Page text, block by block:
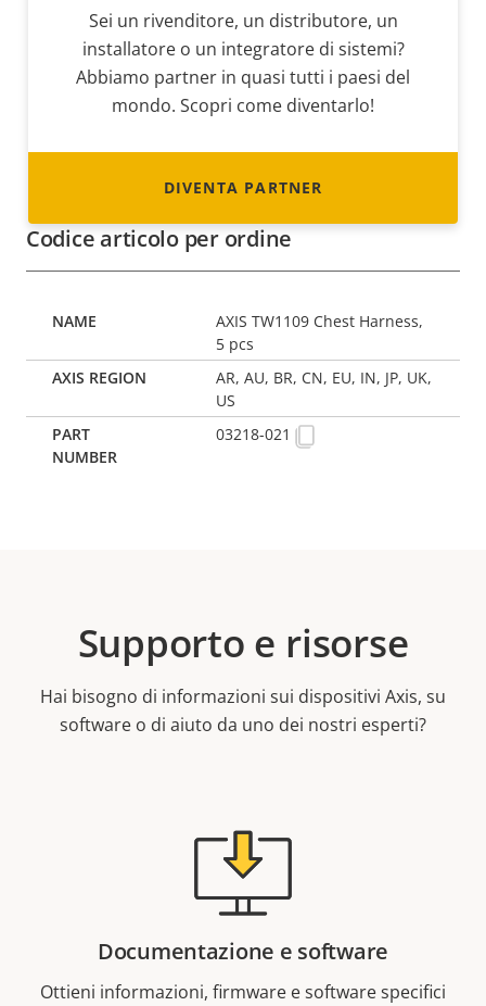
Sei un rivenditore, un distributore, un
installatore o un integratore di sistemi?
Abbiamo partner in quasi tutti i paesi del
mondo. Scopri come diventarlo!
DIVENTA PARTNER
Codice articolo per ordine
AXIS TW1109 Chest Harness,
5 pcs
AR, AU, BR, CN, EU, IN, JP, UK,
US
03218-021
Supporto e risorse
Hai bisogno di informazioni sui dispositivi Axis, su
software o di aiuto da uno dei nostri esperti?
Documentazione e software
Ottieni informazioni, firmware e software specifici